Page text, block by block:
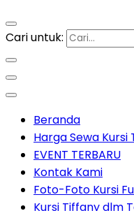
Cari untuk:
Beranda
Harga Sewa Kursi
EVENT TERBARU
Kontak Kami
Foto-Foto Kursi
Kursi Tiffany dlm